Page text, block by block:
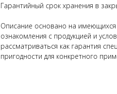
Гарантийный срок хранения в
Описание основано на имеющихся
ознакомления с продукцией и
рассматриваться как гарантия
пригодности для конкретного